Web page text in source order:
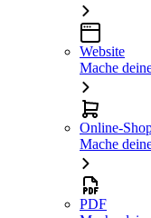
Website
Mache
Online-
Mache
PDF